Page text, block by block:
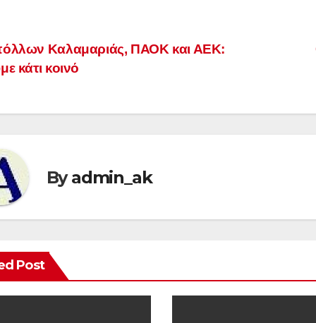
Καλαμαριάς, ΠΑΟΚ και ΑΕΚ:
κάτι κοινό
Byadmin_ak
Post